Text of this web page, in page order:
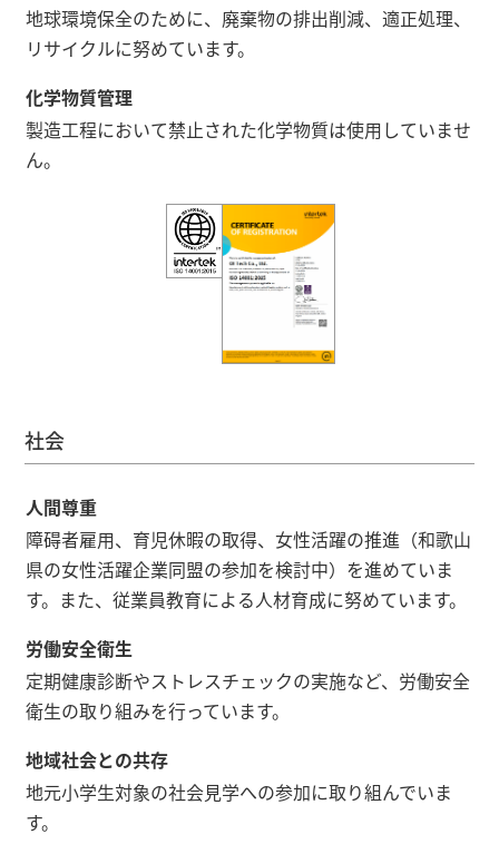
地球環境保全のために、廃棄物の排出削減、適正処理、
リサイクルに努めています。
化学物質管理
製造工程において禁止された化学物質は使用していませ
ん。
社会
人間尊重
障碍者雇用、育児休暇の取得、女性活躍の推進（和歌山
県の女性活躍企業同盟の参加を検討中）を進めていま
す。また、従業員教育による人材育成に努めています。
労働安全衛生
定期健康診断やストレスチェックの実施など、労働安全
衛生の取り組みを行っています。
地域社会との共存
地元小学生対象の社会見学への参加に取り組んでいま
す。